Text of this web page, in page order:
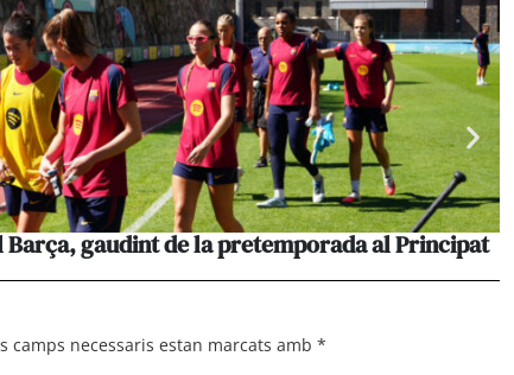
gaudint de la pretemporada al Principat
camps necessaris estan marcats amb *